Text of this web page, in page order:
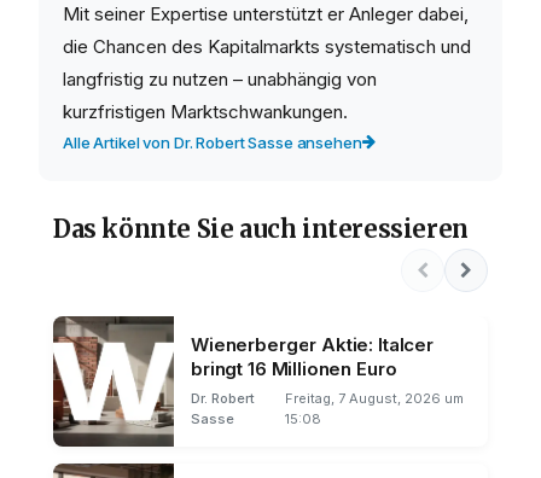
Mit seiner Expertise unterstützt er Anleger dabei,
die Chancen des Kapitalmarkts systematisch und
langfristig zu nutzen – unabhängig von
kurzfristigen Marktschwankungen.
Alle Artikel von Dr. Robert Sasse ansehen
Das könnte Sie auch interessieren
Wienerberger Aktie: Italcer
bringt 16 Millionen Euro
Dr. Robert
Sasse
Freitag, 7 August, 2026 um
15:08